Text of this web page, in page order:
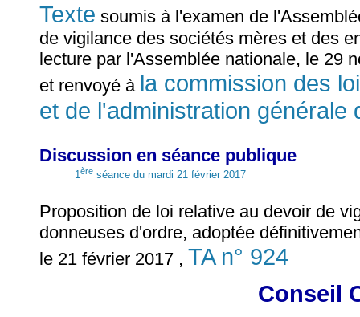
Texte soumis à l'examen de
de vigilance des sociétés mères et des
lecture par l'Assemblée nationale, le 29
et renvoyé à la commission des
et de l'administration générale
Discussion en séance publique
1ère séance du mardi 21 février 2017
Proposition de loi relative au devoir de
donneuses d'ordre, adoptée
le 21 février 2017 , TA n° 924
Conseil